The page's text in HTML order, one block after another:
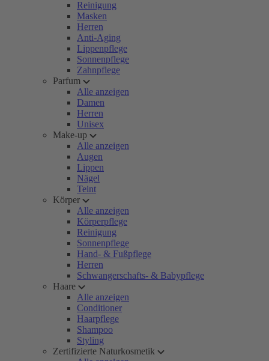
Reinigung
Masken
Herren
Anti-Aging
Lippenpflege
Sonnenpflege
Zahnpflege
Parfum
Alle anzeigen
Damen
Herren
Unisex
Make-up
Alle anzeigen
Augen
Lippen
Nägel
Teint
Körper
Alle anzeigen
Körperpflege
Reinigung
Sonnenpflege
Hand- & Fußpflege
Herren
Schwangerschafts- & Babypflege
Haare
Alle anzeigen
Conditioner
Haarpflege
Shampoo
Styling
Zertifizierte Naturkosmetik